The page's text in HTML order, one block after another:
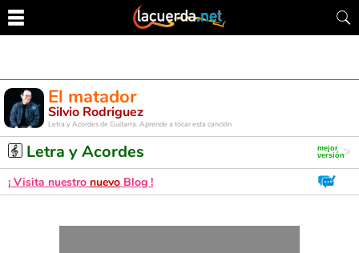
El matador
Silvio Rodriguez
Letra y Acordes de Guitarra. Aprende a tocar esta canción
Letra y Acordes
¡ Visita nuestro nuevo Blog !